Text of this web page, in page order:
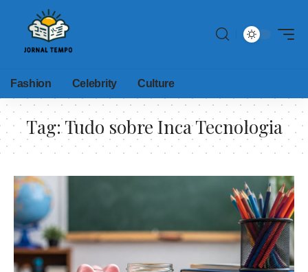
Fashion Celebrity Culture
Tag:Tudo sobre Inca Tecnologia